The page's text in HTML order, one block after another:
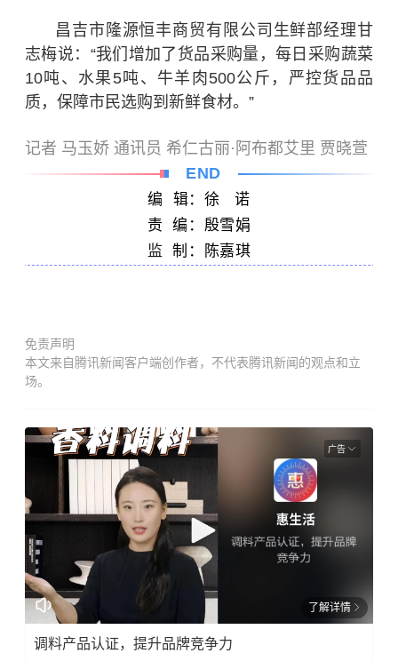
昌吉市隆源恒丰商贸有限公司生鲜部经理甘
志梅说：“我们增加了货品采购量，每日采购蔬菜
10吨、水果5吨、牛羊肉500公斤，严控货品品
质，保障市民选购到新鲜食材。 ”
记者 马玉娇 通讯员 希仁古丽·阿布都艾里 贾晓萱
END
编 辑：徐 诺
责 编： 殷雪娟
监
制： 陈嘉琪
免责声明
本文来自腾讯新闻客户端创作者，不代表腾讯新闻的观点和立
场。
广告
了解详情
调料产品认证，提升品牌竞争力